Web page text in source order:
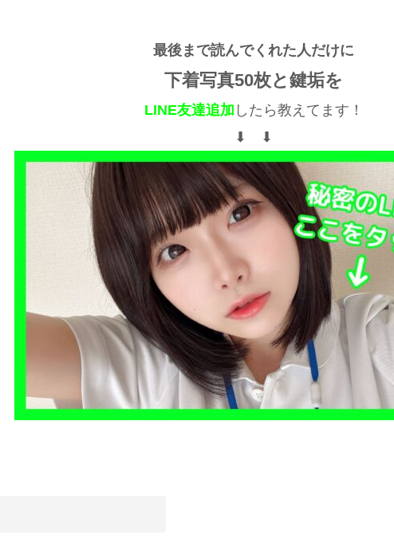
最後まで読んでくれた人だけに
下着写真50枚と鍵垢を
LINE友達追加 したら教えてます！
⬇︎ ⬇︎